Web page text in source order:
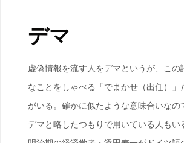
デマ
虚偽情報を流す人をデマというが、この
なことをしゃべる「でまかせ（出任）」
がいる。確かに似たような意味合いなの
デマと略したつもりで用いている人もい